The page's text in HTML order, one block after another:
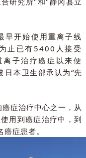
早开始使用重离子线
止已有5400人接受
子治疗癌症以来便
本卫生部承认为“先
症治疗中心之一，从
用到癌症治疗中，到
症患者。